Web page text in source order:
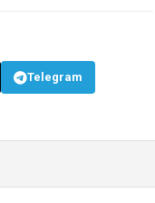
Telegram